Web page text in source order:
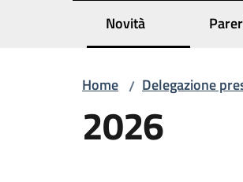
Novità
Home / Delegazione
2026